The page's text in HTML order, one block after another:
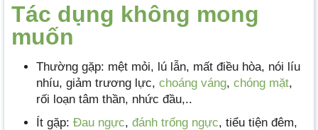
Tác dụng không mong
muốn
Thường gặp: mệt mỏi, lú lẫn, mất điều hòa, nói líu
nhíu, giảm trương lực, choáng váng, chóng mặt,
rối loạn tâm thần, nhức đầu,..
Ít gặp: Đau ngực, đánh trống ngực, tiểu tiện đêm,